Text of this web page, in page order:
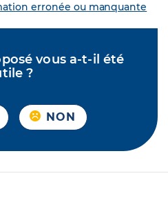
erronée ou manquante
vous a-t-il été
?
NON